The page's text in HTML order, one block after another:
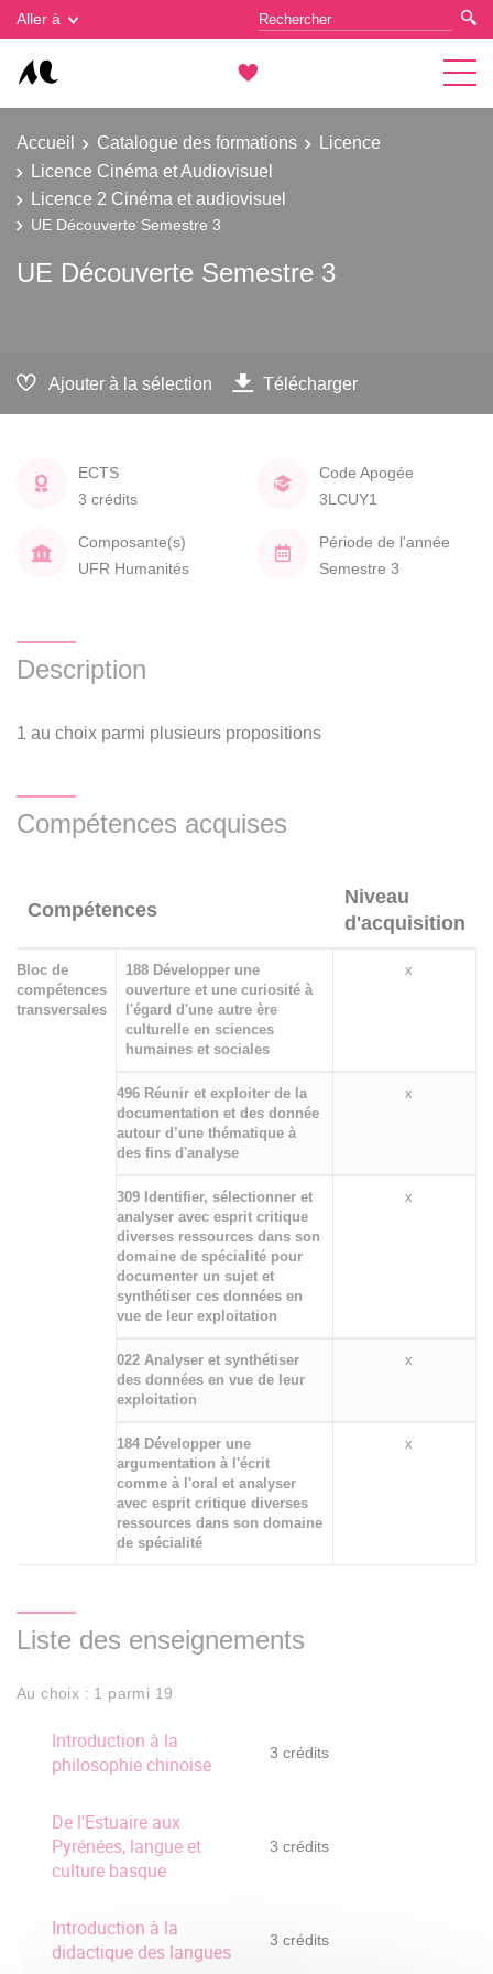
Aller à
Accueil Catalogue des formations
Licence
Licence Cinéma et Audiovisuel
Licence 2 Cinéma et audiovisuel
UE Découverte Semestre 3
UE Découverte Semestre 3
Ajouter à la sélection Télécharger
ECTS
3 crédits
Code Apogée
3LCUY1
Composante(s)
UFR Humanités
Période de l'année
Semestre 3
Description
1 au choix parmi plusieurs propositions
Compétences acquises
Compétences
Niveau
d'acquisition
Bloc de
compétences
transversales
188 Développer une
ouverture et une curiosité à
l'égard d'une autre ère
culturelle en sciences
humaines et sociales
x
496 Réunir et exploiter de la
documentation et des donnée
autour d’une thématique à
des fins d'analyse
x
309 Identifier, sélectionner et
analyser avec esprit critique
diverses ressources dans son
domaine de spécialité pour
documenter un sujet et
synthétiser ces données en
vue de leur exploitation
x
022 Analyser et synthétiser
des données en vue de leur
exploitation
x
184 Développer une
argumentation à l'écrit
comme à l'oral et analyser
avec esprit critique diverses
ressources dans son domaine
de spécialité
x
Liste des enseignements
Au choix : 1 parmi 19
Introduction à la
philosophie chinoise
3 crédits
De l'Estuaire aux
Pyrénées, langue et
culture basque
3 crédits
Introduction à la
didactique des langues
3 crédits
Gestion des cookies